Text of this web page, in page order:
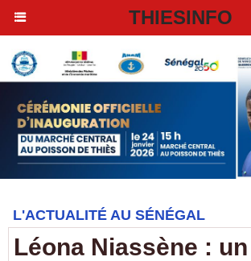
THIESINFO
L'ACTUALITÉ AU SÉNÉGAL
Léona Niassène : un